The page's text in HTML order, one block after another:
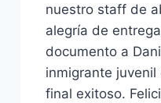
nuestro staff de
alegría de
documento a
inmigrante juvenil
final exitoso.